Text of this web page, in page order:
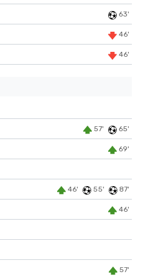
63'
46'
46'
57' 65'
69'
46' 55' 87'
46'
57'